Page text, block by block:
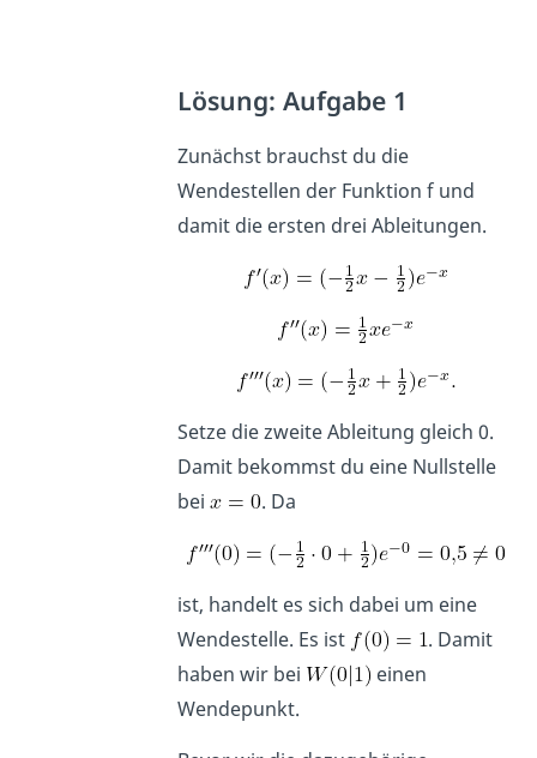
Lösung: Aufgabe 1
Zunächst brauchst du die
Wendestellen der Funktion f und
damit die ersten drei Ableitungen.
Setze die zweite Ableitung gleich 0.
Damit bekommst du eine Nullstelle
bei
. Da
ist, handelt es sich dabei um eine
Wendestelle. Es ist
. Damit
haben wir bei
einen
Wendepunkt.